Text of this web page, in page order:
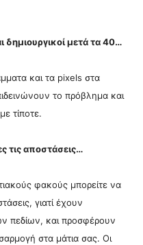
δημιουργικοί μετά τα 40…
και τα pixels στα
το πρόβλημα και
τίποτε.
τις αποστάσεις…
φακούς μπορείτε να
γιατί έχουν
πεδίων, και προσφέρουν
στα μάτια σας. Οι